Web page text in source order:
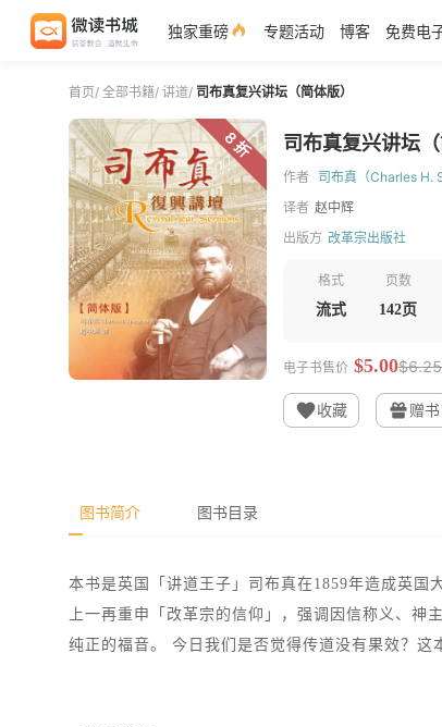
独家重磅 专题活动 博客 免费电
首页/ 全部书籍/ 讲道/ 司布真复兴讲坛（简体版）
8 折 司布真复兴讲坛（
作者 司布真（Charles H.
译者 赵中辉
出版方 改革宗出版社
格式
流式
页数
142页
电子书售价 $5.00$6.25
收藏 赠书
图书简介 图书目录
本书是英国「讲道王子」司布真在1859年造成英国
上一再重申「改革宗的信仰」，强调因信称义、
纯正的福音。 今日我们是否觉得传道没有果效？